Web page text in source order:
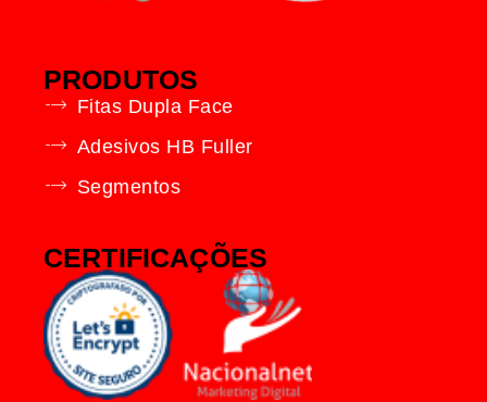
PRODUTOS
Fitas Dupla Face
Adesivos HB Fuller
Segmentos
CERTIFICAÇÕES